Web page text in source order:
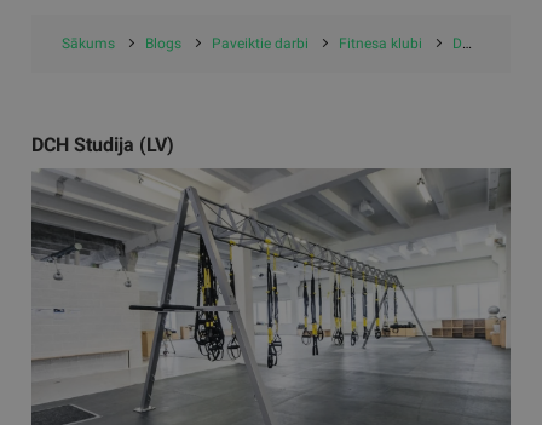
Sākums Blogs Paveiktie darbi Fitnesa klubi DCH Studija (LV)
DCH Studija (LV)